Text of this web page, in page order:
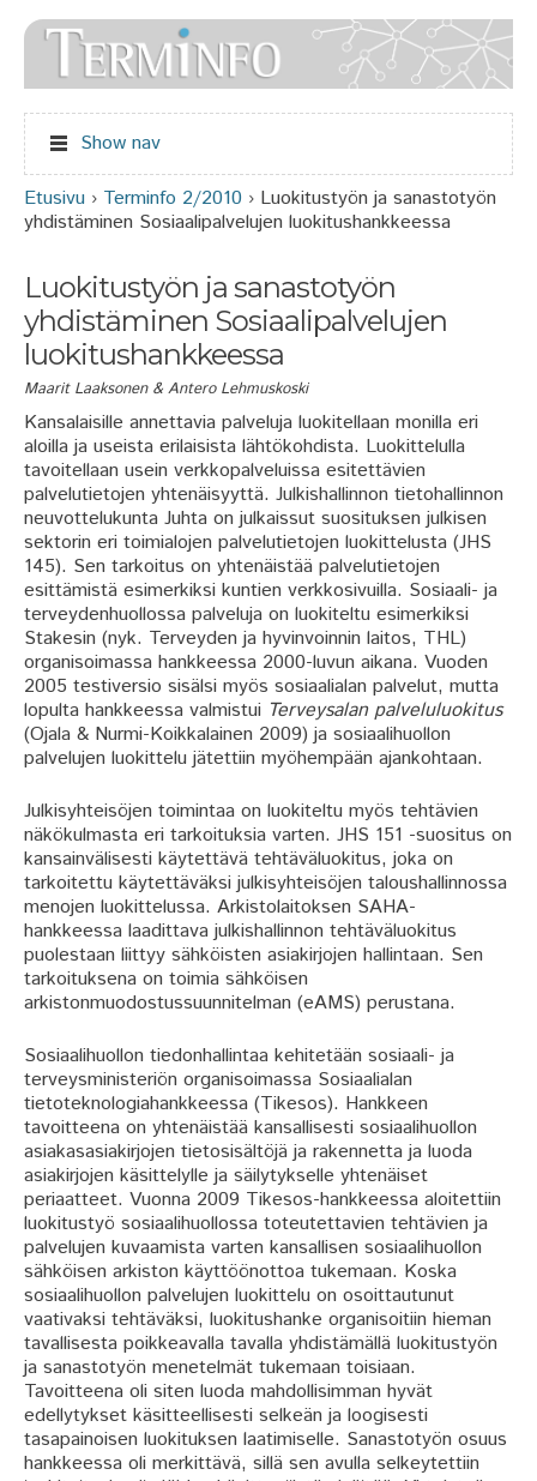
Jump to navigation
Show nav
Olet täällä
Etusivu › Terminfo 2/2010 › Luokitustyön ja sanastotyön
yhdistäminen Sosiaalipalvelujen luokitushankkeessa
Luokitustyön ja sanastotyön
yhdistäminen Sosiaalipalvelujen
luokitushankkeessa
Maarit Laaksonen & Antero Lehmuskoski
Kansalaisille annettavia palveluja luokitellaan monilla eri
aloilla ja useista erilaisista lähtökohdista. Luokittelulla
tavoitellaan usein verkkopalveluissa esitettävien
palvelutietojen yhtenäisyyttä. Julkishallinnon tietohallinnon
neuvottelukunta Juhta on julkaissut suosituksen julkisen
sektorin eri toimialojen palvelutietojen luokittelusta (JHS
145). Sen tarkoitus on yhtenäistää palvelutietojen
esittämistä esimerkiksi kuntien verkkosivuilla. Sosiaali- ja
terveydenhuollossa palveluja on luokiteltu esimerkiksi
Stakesin (nyk. Terveyden ja hyvinvoinnin laitos, THL)
organisoimassa hankkeessa 2000-luvun aikana. Vuoden
2005 testiversio sisälsi myös sosiaalialan palvelut, mutta
lopulta hankkeessa valmistui Terveysalan palveluluokitus
(Ojala & Nurmi-Koikkalainen 2009) ja sosiaalihuollon
palvelujen luokittelu jätettiin myöhempään ajankohtaan.
Julkisyhteisöjen toimintaa on luokiteltu myös tehtävien
näkökulmasta eri tarkoituksia varten. JHS 151 -suositus on
kansainvälisesti käytettävä tehtäväluokitus, joka on
tarkoitettu käytettäväksi julkisyhteisöjen taloushallinnossa
menojen luokittelussa. Arkistolaitoksen SAHA-
hankkeessa laadittava julkishallinnon tehtäväluokitus
puolestaan liittyy sähköisten asiakirjojen hallintaan. Sen
tarkoituksena on toimia sähköisen
arkistonmuodostussuunnitelman (eAMS) perustana.
Sosiaalihuollon tiedonhallintaa kehitetään sosiaali- ja
terveysministeriön organisoimassa Sosiaalialan
tietoteknologiahankkeessa (Tikesos). Hankkeen
tavoitteena on yhtenäistää kansallisesti sosiaalihuollon
asiakasasiakirjojen tietosisältöjä ja rakennetta ja luoda
asiakirjojen käsittelylle ja säilytykselle yhtenäiset
periaatteet. Vuonna 2009 Tikesos-hankkeessa aloitettiin
luokitustyö sosiaalihuollossa toteutettavien tehtävien ja
palvelujen kuvaamista varten kansallisen sosiaalihuollon
sähköisen arkiston käyttöönottoa tukemaan. Koska
sosiaalihuollon palvelujen luokittelu on osoittautunut
vaativaksi tehtäväksi, luokitushanke organisoitiin hieman
tavallisesta poikkeavalla tavalla yhdistämällä luokitustyön
ja sanastotyön menetelmät tukemaan toisiaan.
Tavoitteena oli siten luoda mahdollisimman hyvät
edellytykset käsitteellisesti selkeän ja loogisesti
tasapainoisen luokituksen laatimiselle. Sanastotyön osuus
hankkeessa oli merkittävä, sillä sen avulla selkeytettiin